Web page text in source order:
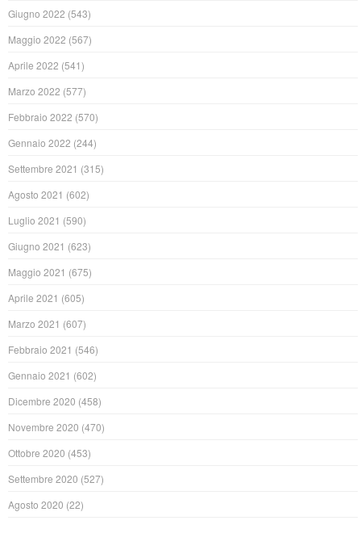
Giugno 2022 (543)
Maggio 2022 (567)
Aprile 2022 (541)
Marzo 2022 (577)
Febbraio 2022 (570)
Gennaio 2022 (244)
Settembre 2021 (315)
Agosto 2021 (602)
Luglio 2021 (590)
Giugno 2021 (623)
Maggio 2021 (675)
Aprile 2021 (605)
Marzo 2021 (607)
Febbraio 2021 (546)
Gennaio 2021 (602)
Dicembre 2020 (458)
Novembre 2020 (470)
Ottobre 2020 (453)
Settembre 2020 (527)
Agosto 2020 (22)